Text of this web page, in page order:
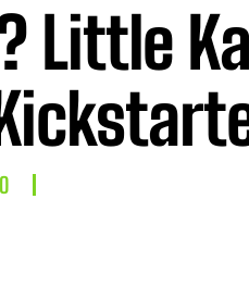
Little